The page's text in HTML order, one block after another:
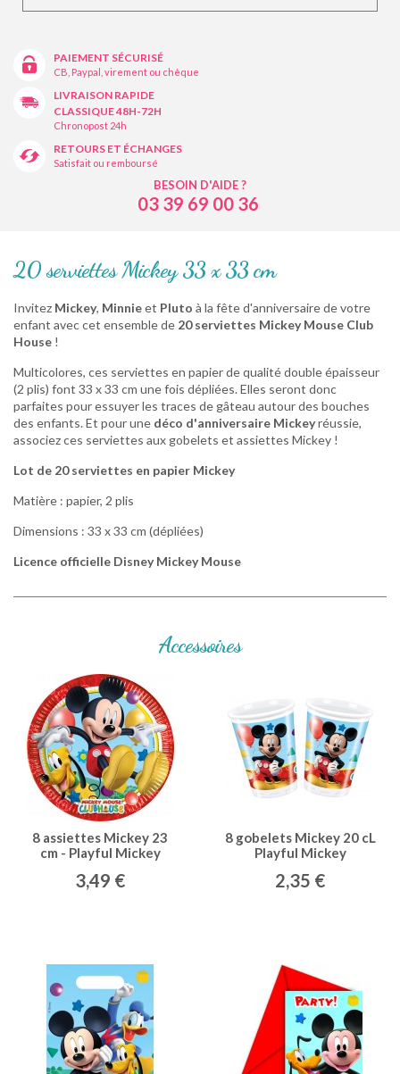
PAIEMENT SÉCURISÉ
CB, Paypal, virement ou chèque
LIVRAISON RAPIDE
CLASSIQUE 48H-72H
Chronopost 24h
RETOURS ET ÉCHANGES
Satisfait ou remboursé
BESOIN D'AIDE ?
03 39 69 00 36
20 serviettes Mickey 33 x 33 cm
Invitez Mickey, Minnieet Pluto à la fête d'anniversaire de votre
enfant avec cet ensemble de 20 serviettes Mickey Mouse Club
House !
Multicolores, ces serviettes en papier de qualité double épaisseur
(2 plis) font 33 x 33 cm une fois dépliées. Elles seront donc
parfaites pour essuyer les traces de gâteau autour des bouches
des enfants. Et pour une déco d'anniversaire Mickeyréussie,
associez ces serviettes aux gobelets et assiettes Mickey !
Lot de 20 serviettes en papier Mickey
Matière : papier, 2 plis
Dimensions : 33 x 33 cm (dépliées)
Licence officielle Disney Mickey Mouse
Accessoires
8 assiettes Mickey 23
cm - Playful Mickey
3,49 €
8 gobelets Mickey 20 cL
Playful Mickey
2,35 €